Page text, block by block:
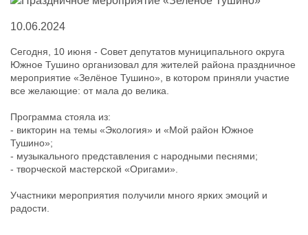
10.06.2024
Сегодня, 10 июня - Совет депутатов муниципального округа
Южное Тушино организовал для жителей района праздничное
мероприятие «Зелёное Тушино», в котором приняли участие
все желающие: от мала до велика.
Программа стояла из:
- викторин на темы «Экология» и «Мой район Южное
Тушино»;
- ⁠музыкального представления с народными песнями;
- ⁠творческой мастерской «Оригами».
Участники мероприятия получили много ярких эмоций и
радости.